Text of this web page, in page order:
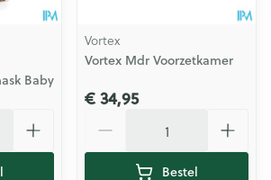
Baby
Vortex
Vortex Mdr Voorzetkamer
€ 34,95
Bestel